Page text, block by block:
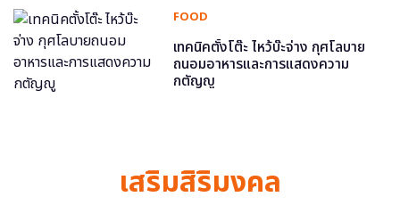
FOOD
เทคนิคตั้งโต๊ะ ไหว้บ๊ะจ่าง กุศโลบาย
ถนอมอาหารและการแสดงความ
กตัญญู
เสริมสิริมงคล